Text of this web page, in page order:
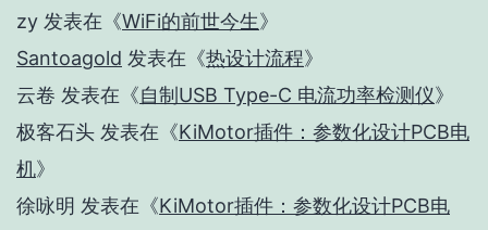
zy 发表在《WiFi的前世今生》
Santoagold 发表在《热设计流程》
云卷 发表在《自制USB Type-C 电流功率检测仪》
极客石头 发表在《KiMotor插件：参数化设计PCB电
机》
徐咏明 发表在《KiMotor插件：参数化设计PCB电